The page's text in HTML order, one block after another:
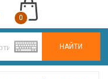
НАЙТИ
0